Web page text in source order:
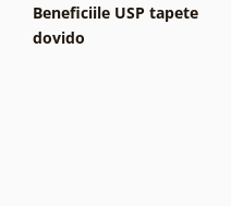
Beneficiile USP tapete
dovido